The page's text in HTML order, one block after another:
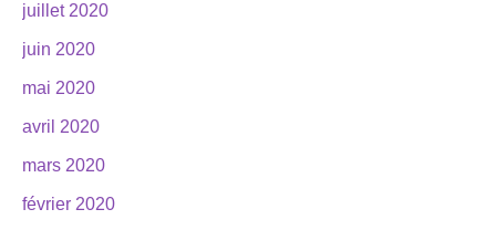
juillet 2020
juin 2020
mai 2020
avril 2020
mars 2020
février 2020